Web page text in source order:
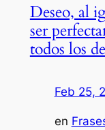
Deseo, al
ser
todos los
Feb 25,
en